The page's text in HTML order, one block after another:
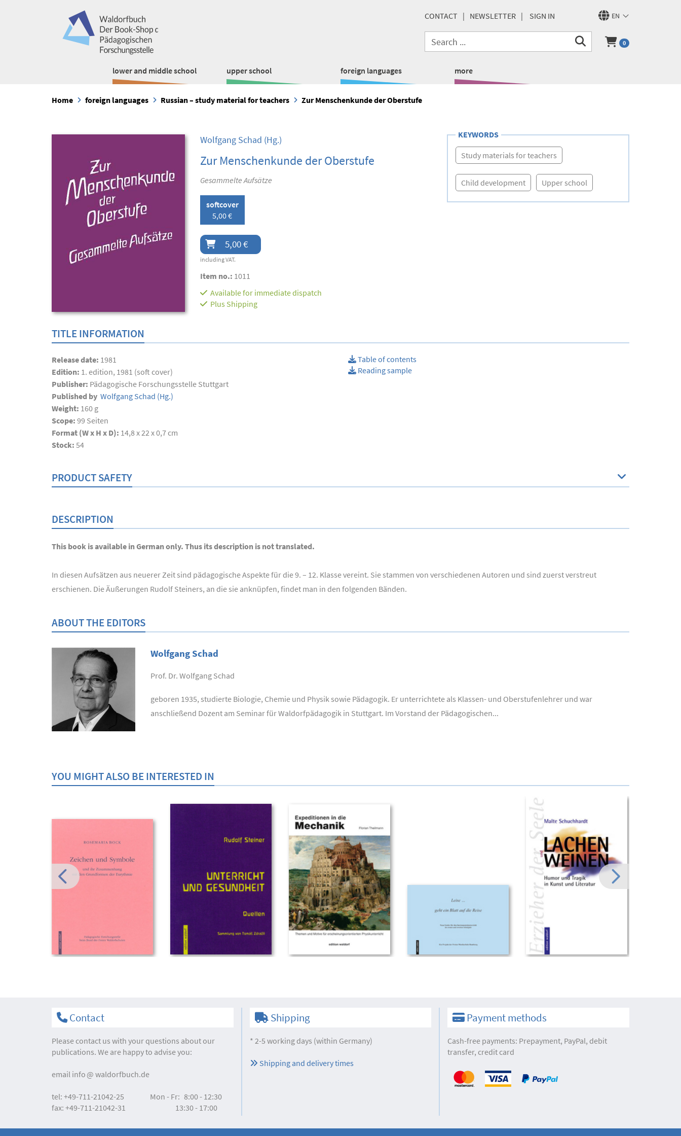
EN
CONTACT NEWSLETTER SIGN IN
0
lower and middle school upper school foreign languages more
Home foreign languages Russian – study material for teachers Zur Menschenkunde der Oberstufe
Wolfgang Schad (Hg.)
Zur Menschenkunde der Oberstufe
Gesammelte Aufsätze
softcover
5,00 €
5,00 €
including VAT.
Item no.: 1011
Available for immediate dispatch
Plus Shipping
KEYWORDS
Study materials for teachers
Child development Upper school
TITLE INFORMATION
Release date: 1981
Edition: 1. edition, 1981 (soft cover)
Publisher: Pädagogische Forschungsstelle Stuttgart
Published by Wolfgang Schad (Hg.)
Weight: 160 g
Scope: 99 Seiten
Format (W x H x D): 14,8 x 22 x 0,7 cm
Stock: 54
Table of contents
Reading sample
PRODUCT SAFETY
DESCRIPTION
This book is available in German only. Thus its description is not translated.
In diesen Aufsätzen aus neuerer Zeit sind pädagogische Aspekte für die 9. – 12. Klasse vereint. Sie stammen von verschiedenen Autoren und sind zuerst verstreut
erschienen. Die Äußerungen Rudolf Steiners, an die sie anknüpfen, findet man in den folgenden Bänden.
ABOUT THE EDITORS
Wolfgang Schad
Prof. Dr. Wolfgang Schad
geboren 1935, studierte Biologie, Chemie und Physik sowie Pädagogik. Er unterrichtete als Klassen- und Oberstufenlehrer und war
anschließend Dozent am Seminar für Waldorfpädagogik in Stuttgart. Im Vorstand der Pädagogischen...
YOU MIGHT ALSO BE INTERESTED IN
Contact
Please contact us with your questions about our
publications. We are happy to advise you:
email info waldorfbuch.de
tel: +49-711-21042-25
fax: +49-711-21042-31
Mon - Fr: 8:00 - 12:30
13:30 - 17:00
Shipping
* 2-5 working days (within Germany)
Shipping and delivery times
Payment methods
Cash-free payments: Prepayment, PayPal, debit
transfer, credit card